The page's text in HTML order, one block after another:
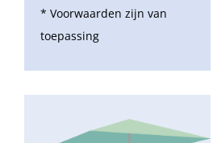
* Voorwaarden zijn van
toepassing